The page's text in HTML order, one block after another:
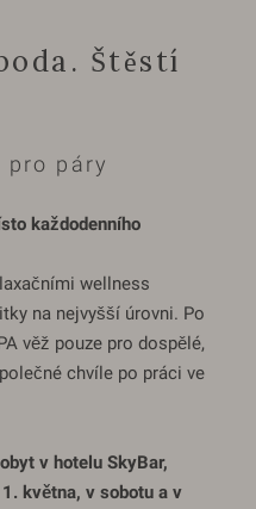
Štěstí
páry
každodenního
wellness
na nejvyšší úrovni. Po
věž pouze pro dospělé,
chvíle po práci ve
v hotelu SkyBar,
května, v sobotu a v